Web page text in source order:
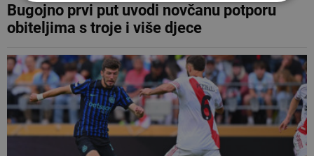
Bugojno prvi put uvodi novčanu potporu
obiteljima s troje i više djece